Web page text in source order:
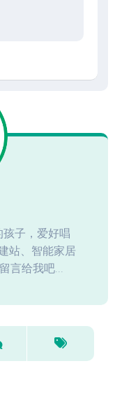
子，爱好唱
站、智能家居
言给我吧...